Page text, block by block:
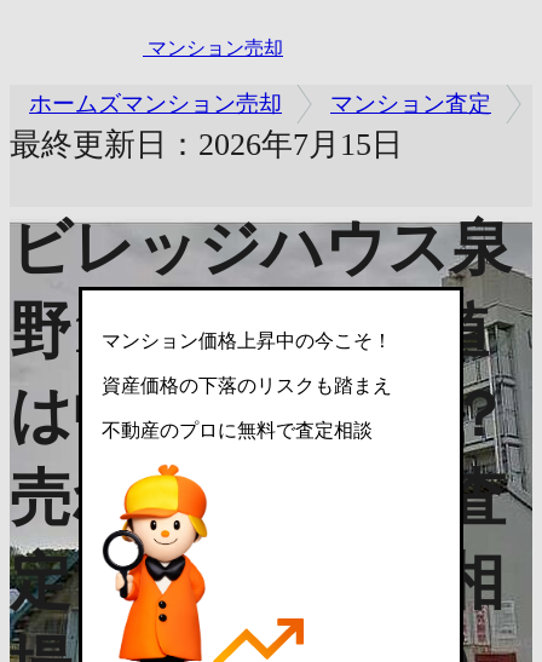
マンション売却
ホームズマンション売却 マンション査定
最終更新日：2026年7月15日
ビレッジハウス泉
野1号棟 資産価値
は中古でいくら？
売れない？売却査
定で価格推移・相
マンション価格上昇中の今こそ！
資産価格の下落のリスクも踏まえ
不動産のプロに無料で査定相談